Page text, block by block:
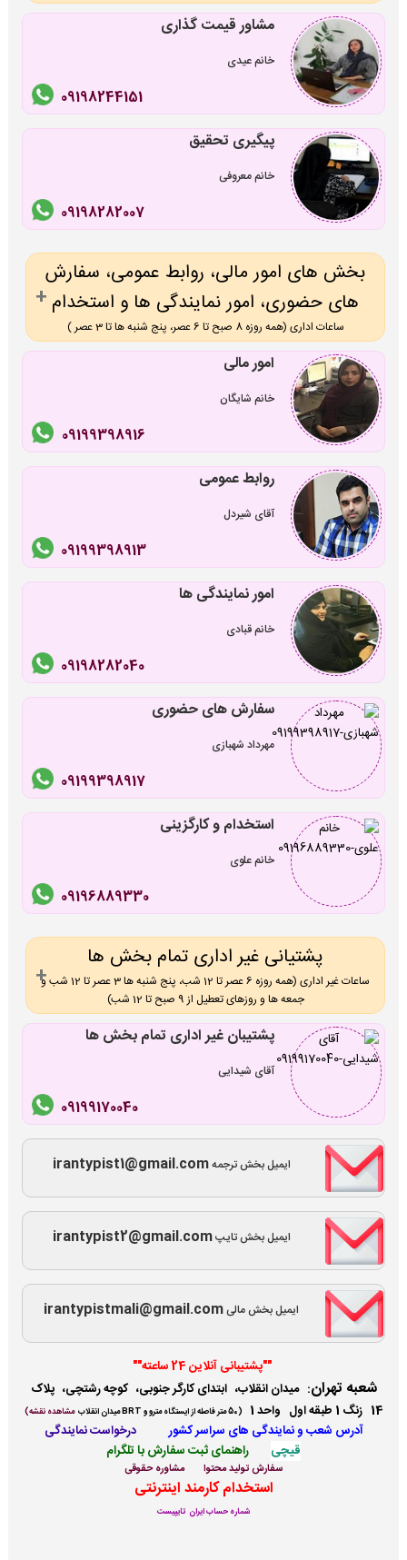
مشاور قیمت گذاری
خانم عیدی
09198244151
پیگیری تحقیق
خانم معروفی
09198282007
بخش های امور مالی، روابط عمومی، سفارش
های حضوری، امور نمایندگی ها و استخدام
ساعات اداری (همه روزه 8 صبح تا 6 عصر، پنج شنبه ها تا 3 عصر )
امور مالی
خانم شایگان
09199398916
روابط عمومی
آقای شیردل
09199398913
امور نمایندگی ها
خانم قبادی
09198282040
سفارش های حضوری
مهرداد شهبازی
09199398917
استخدام و کارگزینی
خانم علوی
09196889330
پشتیانی غیر اداری تمام بخش ها
ساعات غیر اداری (همه روزه 6 عصر تا 12 شب، پنج شنبه ها 3 عصر تا 12 شب و
جمعه ها و روزهای تعطیل از 9 صبح تا 12 شب)
پشتیبان غیر اداری تمام بخش ها
آقای شیدایی
09199170040
ایمیل بخش ترجمهirantypist1@gmail.com
ایمیل بخش تایپirantypist2@gmail.com
ایمیل بخش مالیirantypistmali@gmail.com
""پشتیبانی آنلاین 24 ساعته""
شعبه تهران: میدان انقلاب، ابتدای کارگر جنوبی، کوچه رشتچی، پلاک
14 زنگ 1 طبقه اول واحد 1
(50 متر فاصله از ایستگاه مترو و BRT میدان انقلاب مشاهده نقشه)
آدرس شعب و نمایندگی های سراسر کشور
درخواست نمایندگی
قیچی
راهنمای ثبت سفارش با تلگرام
سفارش تولید محتوا مشاوره حقوقی
استخدام کارمند اینترنتی
شماره حساب ایران تایپیست